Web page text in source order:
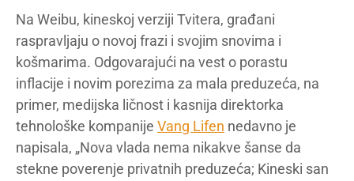
Na Weibu, kineskoj verziji Tvitera, građani
raspravljaju o novoj frazi i svojim snovima i
košmarima. Odgovarajući na vest o porastu
inflacije i novim porezima za mala preduzeća, na
primer, medijska ličnost i kasnija direktorka
tehnološke kompanije Vang Lifen nedavno je
napisala, „Nova vlada nema nikakve šanse da
stekne poverenje privatnih preduzeća; Kineski san